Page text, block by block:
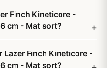
Finch Kineticore -
cm - Mat sort?
Lazer Finch Kineticore -
cm - Mat sort?